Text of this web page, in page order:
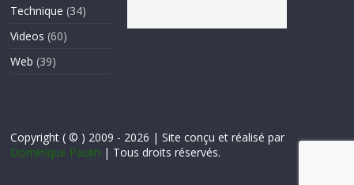
Technique (34)
Videos (60)
Web (39)
Copyright ( © ) 2009 - 2026 | Site conçu et réalisé par
Dominique Paulin | Tous droits réservés.